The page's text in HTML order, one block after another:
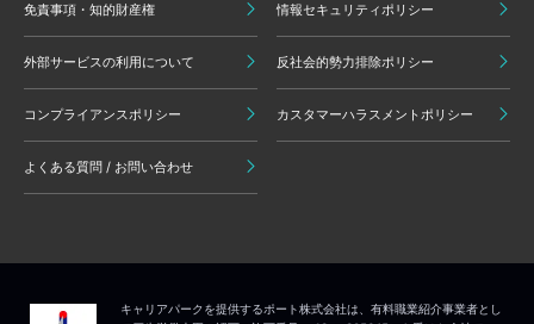
免責事項・知的財産権 情報セキュリティポリシー
外部サービスの利用について 反社会的勢力排除ポリシー
コンプライアンスポリシー カスタマーハラスメントポリシー
よくある質問 / お問い合わせ